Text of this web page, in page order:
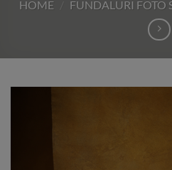
HOME FUNDALURI FOTO